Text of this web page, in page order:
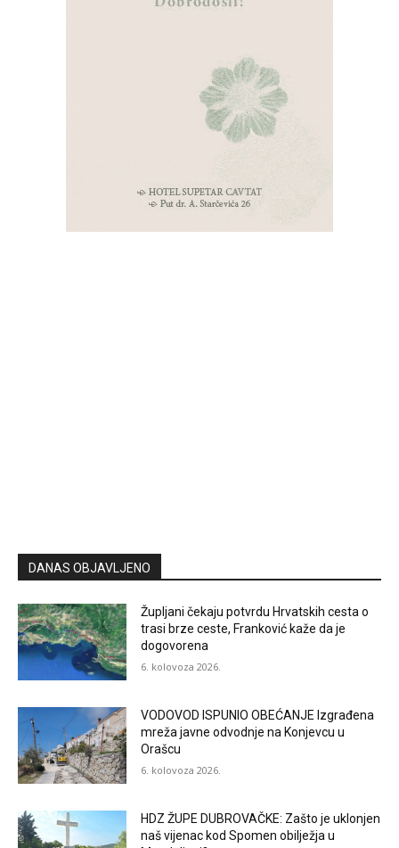
DANAS OBJAVLJENO
Župljani čekaju potvrdu Hrvatskih cesta o
trasi brze ceste, Franković kaže da je
dogovorena
6. kolovoza 2026.
VODOVOD ISPUNIO OBEĆANJE Izgrađena
mreža javne odvodnje na Konjevcu u
Orašcu
6. kolovoza 2026.
HDZ ŽUPE DUBROVAČKE: Zašto je uklonjen
naš vijenac kod Spomen obilježja u